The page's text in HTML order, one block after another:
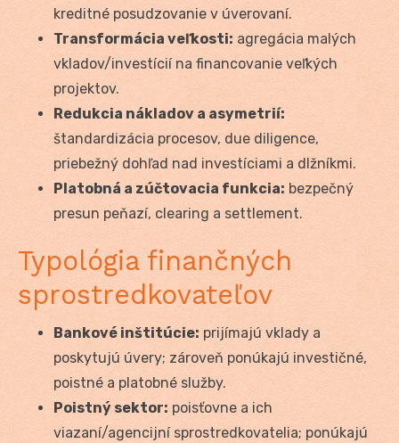
kreditné posudzovanie v úverovaní.
Transformácia veľkosti: agregácia malých
vkladov/investícií na financovanie veľkých
projektov.
Redukcia nákladov a asymetrií:
štandardizácia procesov, due diligence,
priebežný dohľad nad investíciami a dlžníkmi.
Platobná a zúčtovacia funkcia: bezpečný
presun peňazí, clearing a settlement.
Typológia finančných
sprostredkovateľov
Bankové inštitúcie: prijímajú vklady a
poskytujú úvery; zároveň ponúkajú investičné,
poistné a platobné služby.
Poistný sektor: poisťovne a ich
viazaní/agencijní sprostredkovatelia; ponúkajú